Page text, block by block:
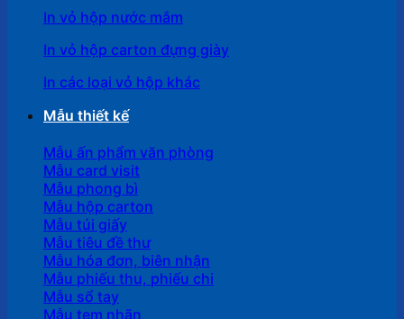
In vỏ hộp nước mắm
In vỏ hộp carton đựng giày
In các loại vỏ hộp khác
Mẫu thiết kế
Mẫu ấn phẩm văn phòng
Mẫu card visit
Mẫu phong bì
Mẫu hộp carton
Mẫu túi giấy
Mẫu tiêu đề thư
Mẫu hóa đơn, biên nhận
Mẫu phiếu thu, phiếu chi
Mẫu sổ tay
Mẫu tem nhãn